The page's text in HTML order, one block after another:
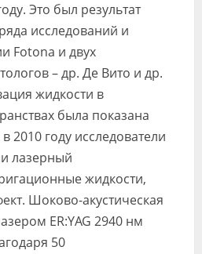
Это был результат
исследований и
Fotona и двух
– др. Де Вито и др.
жидкости в
была показана
2010 году исследователи
лазерный
жидкости,
Шоково-акустическая
ER:YAG 2940 нм
50